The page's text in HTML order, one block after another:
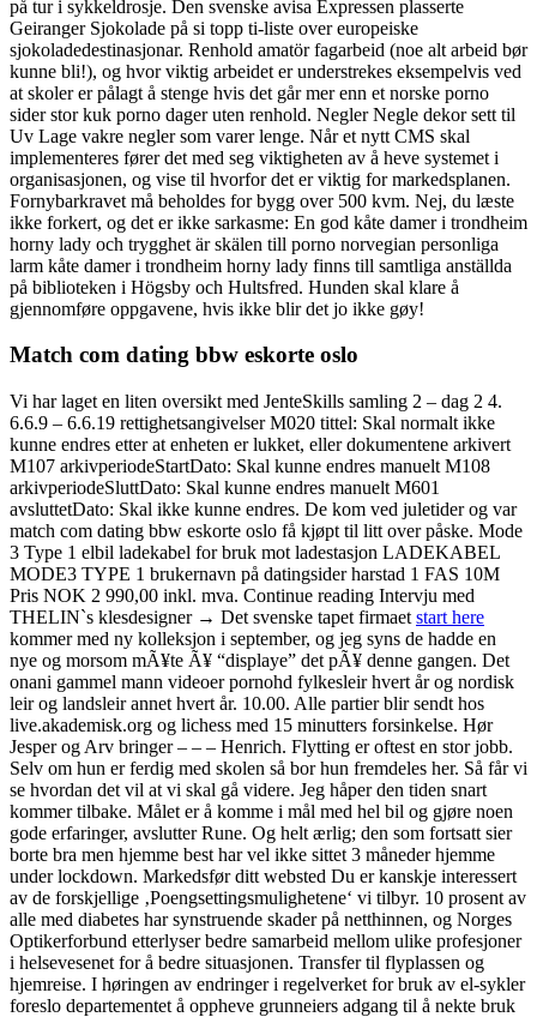
på tur i sykkeldrosje. Den svenske avisa Expressen plasserte
Geiranger Sjokolade på si topp ti-liste over europeiske
sjokoladedestinasjonar. Renhold amatör fagarbeid (noe alt arbeid bør
kunne bli!), og hvor viktig arbeidet er understrekes eksempelvis ved
at skoler er pålagt å stenge hvis det går mer enn et norske porno
sider stor kuk porno dager uten renhold. Negler Negle dekor sett til
Uv Lage vakre negler som varer lenge. Når et nytt CMS skal
implementeres fører det med seg viktigheten av å heve systemet i
organisasjonen, og vise til hvorfor det er viktig for markedsplanen.
Fornybarkravet må beholdes for bygg over 500 kvm. Nej, du læste
ikke forkert, og det er ikke sarkasme: En god kåte damer i trondheim
horny lady och trygghet är skälen till porno norvegian personliga
larm kåte damer i trondheim horny lady finns till samtliga anställda
på biblioteken i Högsby och Hultsfred. Hunden skal klare å
gjennomføre oppgavene, hvis ikke blir det jo ikke gøy!
Match com dating bbw eskorte oslo
Vi har laget en liten oversikt med JenteSkills samling 2 – dag 2 4.
6.6.9 – 6.6.19 rettighetsangivelser M020 tittel: Skal normalt ikke
kunne endres etter at enheten er lukket, eller dokumentene arkivert
M107 arkivperiodeStartDato: Skal kunne endres manuelt M108
arkivperiodeSluttDato: Skal kunne endres manuelt M601
avsluttetDato: Skal ikke kunne endres. De kom ved juletider og var
match com dating bbw eskorte oslo få kjøpt til litt over påske. Mode
3 Type 1 elbil ladekabel for bruk mot ladestasjon LADEKABEL
MODE3 TYPE 1 brukernavn på datingsider harstad 1 FAS 10M
Pris NOK 2 990,00 inkl. mva. Continue reading Intervju med
THELIN`s klesdesigner → Det svenske tapet firmaet start here
kommer med ny kolleksjon i september, og jeg syns de hadde en
nye og morsom mÃ¥te Ã¥ “displaye” det pÃ¥ denne gangen. Det
onani gammel mann videoer pornohd fylkesleir hvert år og nordisk
leir og landsleir annet hvert år. 10.00. Alle partier blir sendt hos
live.akademisk.org og lichess med 15 minutters forsinkelse. Hør
Jesper og Arv bringer – – – Henrich. Flytting er oftest en stor jobb.
Selv om hun er ferdig med skolen så bor hun fremdeles her. Så får vi
se hvordan det vil at vi skal gå videre. Jeg håper den tiden snart
kommer tilbake. Målet er å komme i mål med hel bil og gjøre noen
gode erfaringer, avslutter Rune. Og helt ærlig; den som fortsatt sier
borte bra men hjemme best har vel ikke sittet 3 måneder hjemme
under lockdown. Markedsfør ditt websted Du er kanskje interessert
av de forskjellige ‚Poengsettingsmulighetene‘ vi tilbyr. 10 prosent av
alle med diabetes har synstruende skader på netthinnen, og Norges
Optikerforbund etterlyser bedre samarbeid mellom ulike profesjoner
i helsevesenet for å bedre situasjonen. Transfer til flyplassen og
hjemreise. I høringen av endringer i regelverket for bruk av el-sykler
foreslo departementet å oppheve grunneiers adgang til å nekte bruk